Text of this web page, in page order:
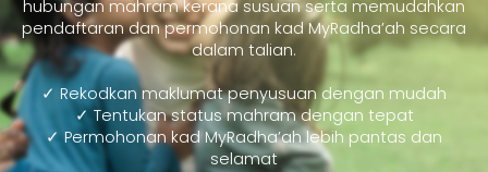
hubungan mahram kerana susuan serta memudahkan
pendaftaran dan permohonan kad MyRadha’ah secara
dalam talian.
✓ Rekodkan maklumat penyusuan dengan mudah
✓ Tentukan status mahram dengan tepat
✓ Permohonan kad MyRadha’ah lebih pantas dan
selamat